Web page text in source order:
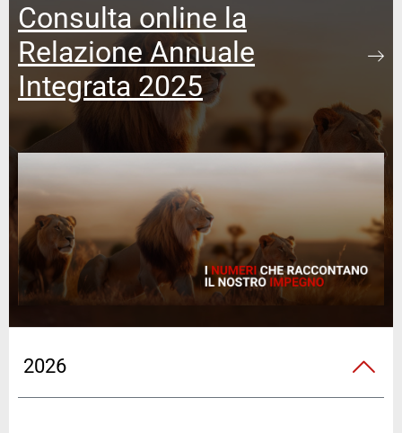
Consulta online la
Relazione Annuale
Integrata 2025
2026